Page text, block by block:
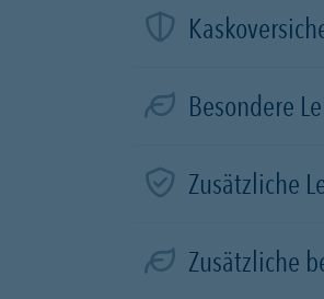
Besondere
Zusätzliche
Zusätzliche